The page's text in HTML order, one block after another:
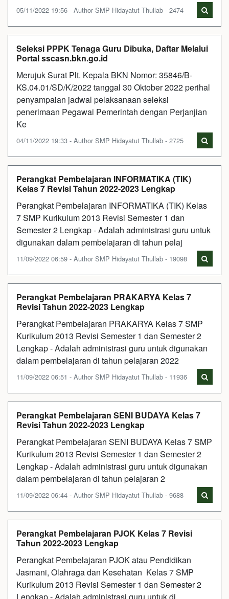
05/11/2022 19:56 - Author SMP Hidayatut Thullab - 2474
Seleksi PPPK Tenaga Guru Dibuka, Daftar Melalui
Portal sscasn.bkn.go.id
Merujuk Surat Plt. Kepala BKN Nomor: 35846/B-
KS.04.01/SD/K/2022 tanggal 30 Oktober 2022 perihal
penyampaian jadwal pelaksanaan seleksi
penerimaan Pegawai Pemerintah dengan Perjanjian
Ke
04/11/2022 19:33 - Author SMP Hidayatut Thullab - 2725
Perangkat Pembelajaran INFORMATIKA (TIK)
Kelas 7 Revisi Tahun 2022-2023 Lengkap
Perangkat Pembelajaran INFORMATIKA (TIK) Kelas
7 SMP Kurikulum 2013 Revisi Semester 1 dan
Semester 2 Lengkap - Adalah administrasi guru untuk
digunakan dalam pembelajaran di tahun pelaj
11/09/2022 06:59 - Author SMP Hidayatut Thullab - 19098
Perangkat Pembelajaran PRAKARYA Kelas 7
Revisi Tahun 2022-2023 Lengkap
Perangkat Pembelajaran PRAKARYA Kelas 7 SMP
Kurikulum 2013 Revisi Semester 1 dan Semester 2
Lengkap - Adalah administrasi guru untuk digunakan
dalam pembelajaran di tahun pelajaran 2022
11/09/2022 06:51 - Author SMP Hidayatut Thullab - 11936
Perangkat Pembelajaran SENI BUDAYA Kelas 7
Revisi Tahun 2022-2023 Lengkap
Perangkat Pembelajaran SENI BUDAYA Kelas 7 SMP
Kurikulum 2013 Revisi Semester 1 dan Semester 2
Lengkap - Adalah administrasi guru untuk digunakan
dalam pembelajaran di tahun pelajaran 2
11/09/2022 06:44 - Author SMP Hidayatut Thullab - 9688
Perangkat Pembelajaran PJOK Kelas 7 Revisi
Tahun 2022-2023 Lengkap
Perangkat Pembelajaran PJOK atau Pendidikan
Jasmani, Olahraga dan Kesehatan Kelas 7 SMP
Kurikulum 2013 Revisi Semester 1 dan Semester 2
Lengkap - Adalah administrasi guru untuk di